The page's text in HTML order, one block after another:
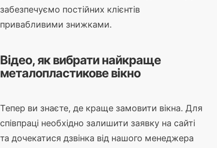
забезпечуємо постійних клієнтів
привабливими знижками.
Відео, як вибрати найкраще
металопластикове вікно
Тепер ви знаєте, де краще замовити вікна. Для
співпраці необхідно залишити заявку на сайті
та дочекатися дзвінка від нашого менеджера